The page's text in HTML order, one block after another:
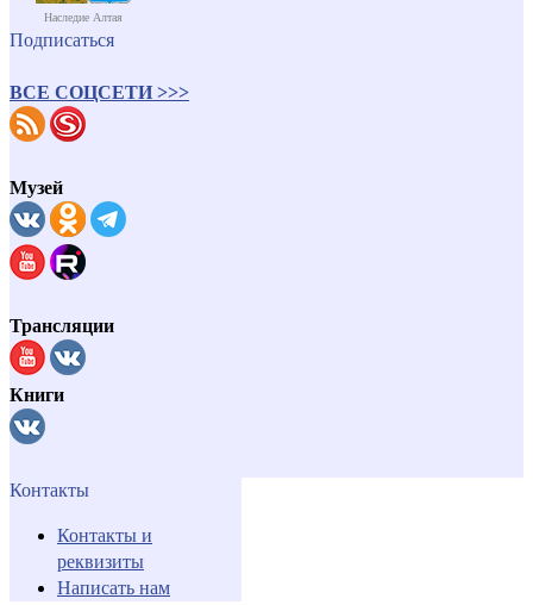
Наследие Алтая
Подписаться
ВСЕ СОЦСЕТИ >>>
Музей
Трансляции
Книги
Контакты
Контакты и
реквизиты
Написать нам